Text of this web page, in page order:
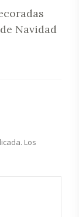
Navidad
Los